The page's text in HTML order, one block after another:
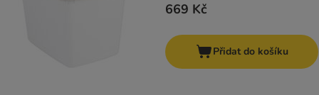
669 Kč
Přidat do košíku